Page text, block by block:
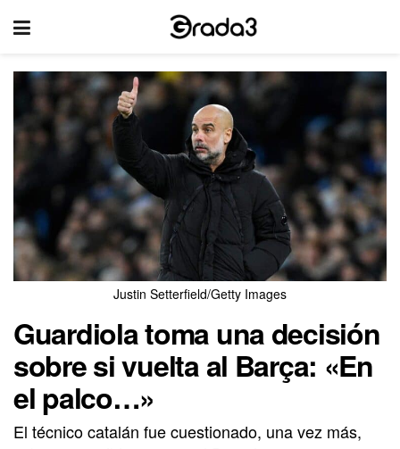
Justin Setterfield/Getty Images
Guardiola toma una decisión
sobre si vuelta al Barça: «En
el palco…»
El técnico catalán fue cuestionado, una vez más,